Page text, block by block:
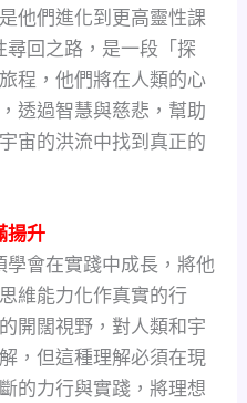
他們進化到更高靈性課
回之路，是一段「探
程，他們將在人類的心
透過智慧與慈悲，幫助
宙的洪流中找到真正的
揚升
會在實踐中成長，將他
維能力化作真實的行
開闊視野，對人類和宇
，但這種理解必須在現
的力行與實踐，將理想